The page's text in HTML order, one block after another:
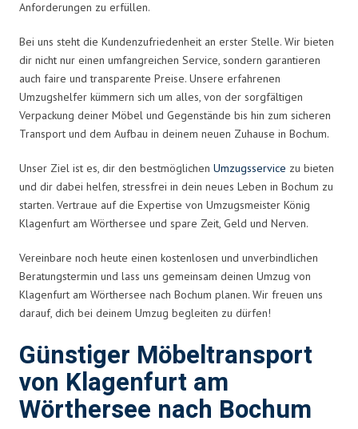
Anforderungen zu erfüllen.
Bei uns steht die Kundenzufriedenheit an erster Stelle. Wir bieten
dir nicht nur einen umfangreichen Service, sondern garantieren
auch faire und transparente Preise. Unsere erfahrenen
Umzugshelfer kümmern sich um alles, von der sorgfältigen
Verpackung deiner Möbel und Gegenstände bis hin zum sicheren
Transport und dem Aufbau in deinem neuen Zuhause in Bochum.
Unser Ziel ist es, dir den bestmöglichen Umzugsservice zu bieten
und dir dabei helfen, stressfrei in dein neues Leben in Bochum zu
starten. Vertraue auf die Expertise von Umzugsmeister König
Klagenfurt am Wörthersee und spare Zeit, Geld und Nerven.
Vereinbare noch heute einen kostenlosen und unverbindlichen
Beratungstermin und lass uns gemeinsam deinen Umzug von
Klagenfurt am Wörthersee nach Bochum planen. Wir freuen uns
darauf, dich bei deinem Umzug begleiten zu dürfen!
Günstiger Möbeltransport
von Klagenfurt am
Wörthersee nach Bochum